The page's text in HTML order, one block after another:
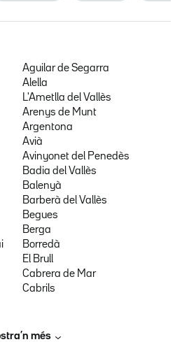
Aguilar de Segarra
Alella
L'Ametlla del Vallès
Arenys de Munt
Argentona
Avià
Avinyonet del Penedès
Badia del Vallès
Balenyà
Barberà del Vallès
Begues
Berga
Borredà
El Brull
Cabrera de Mar
Cabrils
més